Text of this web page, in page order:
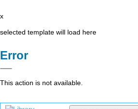
x
selected template will load here
Error
This action is not available.